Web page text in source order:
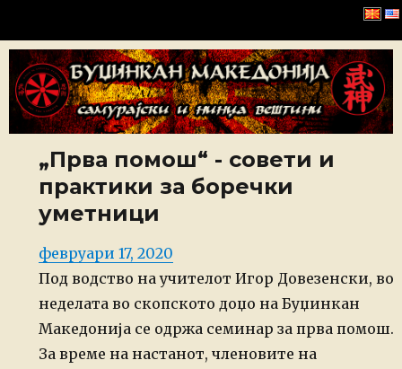
Буџинкан Македонија
„Прва помош“ - совети и
практики за боречки
уметници
Posted
on
февруари 17, 2020
Под водство на учителот Игор Довезенски, во
неделата во скопското доџо на Буџинкан
Македонија се одржа семинар за прва помош.
За време на настанот, членовите на